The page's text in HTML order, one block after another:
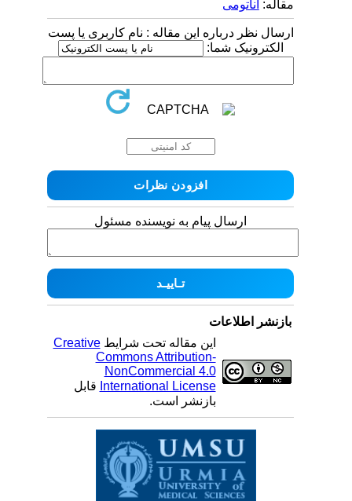
مقاله:آناتومی
ارسال نظر درباره این مقاله : نام کاربری یا پست
الکترونیک شما:
ارسال پیام به نویسنده مسئول
بازنشر اطلاعات
این مقاله تحت شرایطCreative
Commons Attribution-
NonCommercial 4.0
International Licenseقابل
بازنشر است.